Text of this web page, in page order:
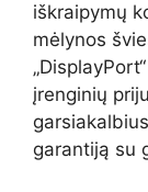
iškraipymų
mėlynos
įrenginių
garantiją su